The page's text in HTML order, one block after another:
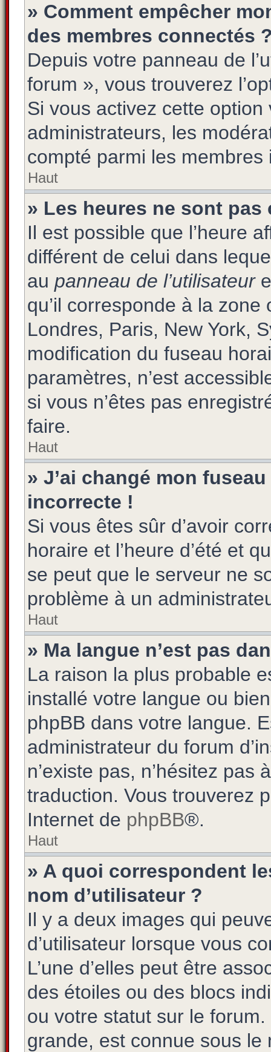
» Comment empêcher
des membres connectés
Depuis votre panneau de
forum », vous trouverez
Si vous activez cette
administrateurs, les
compté parmi les membres
Haut
» Les heures ne sont pas
Il est possible que l’heure
différent de celui dans
au panneau de l’utilisateur
qu’il corresponde à la
Londres, Paris, New York,
modification du fuseau
paramètres, n’est
si vous n’êtes pas
faire.
Haut
» J’ai changé mon
incorrecte !
Si vous êtes sûr d’avoir
horaire et l’heure d’été et
se peut que le serveur ne
problème à un
Haut
» Ma langue n’est pas
La raison la plus probable
installé votre langue ou
phpBB dans votre langue.
administrateur du forum
n’existe pas, n’hésitez
traduction. Vous trouverez
Internet de phpBB®.
Haut
» A quoi correspondent
nom d’utilisateur ?
Il y a deux images qui
d’utilisateur lorsque vous
L’une d’elles peut être
des étoiles ou des blocs
ou votre statut sur le
grande, est connue sous le